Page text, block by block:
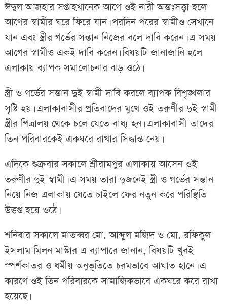
ঈদুল আজহার সপ্তাহখানেক আগে ওই নারী অন্তঃসত্ত্বা হলে
আগের স্বামীর ঘরে ফিরে যান। পরদিন পরের স্বামীও সেখানে
যান এবং স্ত্রীর গর্ভের সন্তান নিজের বলে দাবি করেন। এ সময়
আগের স্বামীও একই দাবি করেন। বিষয়টি জানাজানি হলে
এলাকায় ব্যাপক সমালোচনার ঝড় ওঠে।
স্ত্রী ও গর্ভের সন্তান দুই স্বামী দাবি করলে ব্যাপক বিশৃঙ্খলার
সৃষ্টি হয়। এলাকাবাসীর প্রতিবাদের মুখে ওই তরুণীর দুই স্বামী
স্ত্রীর পিত্রালয় থেকে চলে যেতে বাধ্য হন। এলাকাবাসী তাদের
তিন পরিবারকেই একঘরে রাখার সিদ্ধান্ত নেয়।
এদিকে শুক্রবার সকালে শ্রীরামপুর এলাকায় আসেন ওই
তরুণীর দুই স্বামী। এ সময় তারা দুজনেই স্ত্রী ও গর্ভের সন্তান
নিয়ে নিজ এলাকায় যেতে চাইলে ফের নতুন করে পরিস্থিতি
উত্তপ্ত হয়ে ওঠে।
শনিবার সকালে মাতব্বর মো. আব্দুল মজিদ ও মো. রফিকুল
ইসলাম মিলন মাস্টার এ ব্যাপারে জানান, বিষয়টি খুবই
স্পর্শকাতর ও ধর্মীয় অনুভূতিতে চরমভাবে আঘাত হানে। এ
কারণে ওই তিন পরিবারকে সামাজিকভাবে একঘরে করে রাখা
হয়েছে।